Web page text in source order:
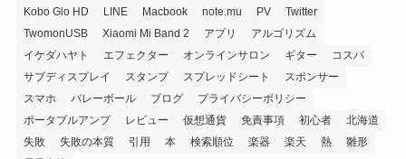
Kobo Glo HD
LINE Macbook note.mu PV
Twitter
TwomonUSB
Xiaomi Mi Band 2 アプリ
アルゴリズム
イケダハヤト
エフェクター オンラインサロン ギター
コスパ
サブディスプレイ
スタンプ スプレッドシート
スポンサー
スマホ
バレーボール ブログ
プライバシーポリシー
ポータブルアンプ
レビュー 仮想通貨 免責事項 初心者
北海道
失敗
失敗の本質 引用 本 検索順位 楽器 楽天 熱
雛形